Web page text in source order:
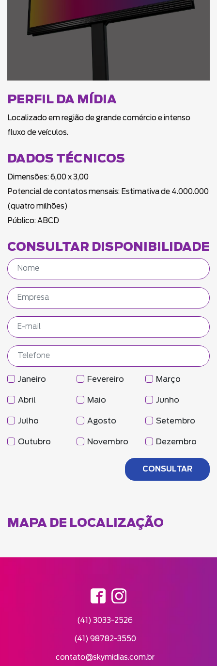
PERFIL DA MÍDIA
Localizado em região de grande comércio e intenso
fluxo de veículos.
DADOS TÉCNICOS
Dimensões: 6,00 x 3,00
Potencial de contatos mensais: Estimativa de 4.000.000
(quatro milhões)
Público: ABCD
CONSULTAR DISPONIBILIDADE
Janeiro Fevereiro Março
Abril Maio Junho
Julho Agosto Setembro
Outubro Novembro Dezembro
MAPA DE LOCALIZAÇÃO
(41) 3033-2526
(41) 98782-3550
contato@skymidias.com.br